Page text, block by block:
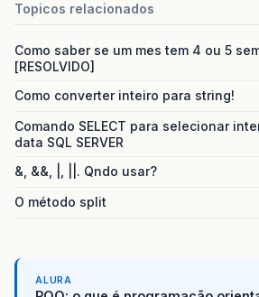
Topicos relacionados
Como saber se um mes tem 4 ou 5
[RESOLVIDO]
Como converter inteiro para string!
Comando SELECT para selecionar
data SQL SERVER
&, &&, |, ||. Qndo usar?
O método split
ALURA